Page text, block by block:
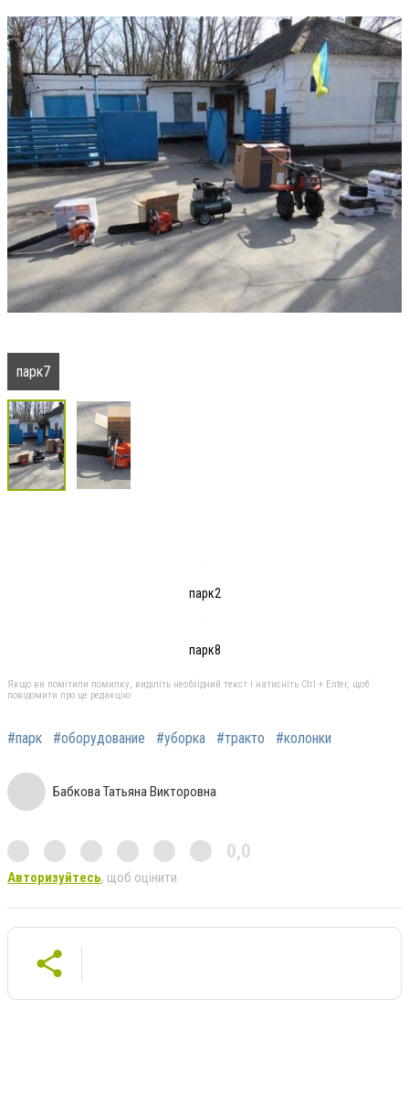
парк7
парк2
парк8
Якщо ви помітили помилку, виділіть необхідний текст і натисніть Ctrl + Enter, щоб
повідомити про це редакцію
#парк #оборудование #уборка #тракто #колонки
Бабкова Татьяна Викторовна
0,0
Авторизуйтесь, щоб оцінити